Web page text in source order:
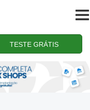
TESTE GRÁTIS